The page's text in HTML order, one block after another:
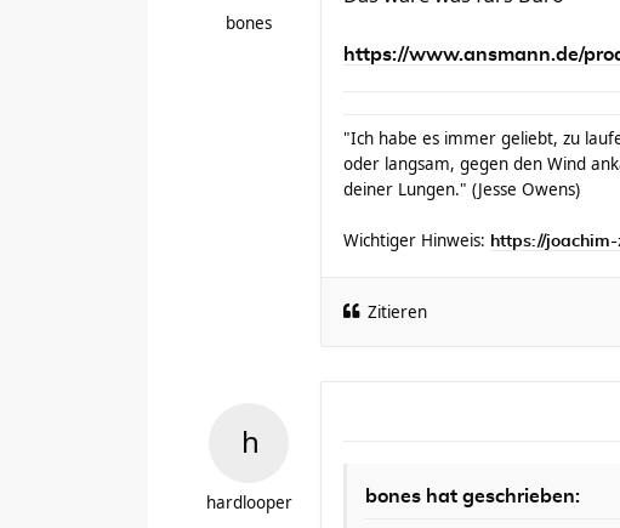
bones
https://www.ansmann.de/
"Ich habe es immer geliebt, zu
oder langsam, gegen den Wind
deiner Lungen." (Jesse Owens)
Wichtiger Hinweis: https://
Zitieren
hardlooper bones hat geschrieben: